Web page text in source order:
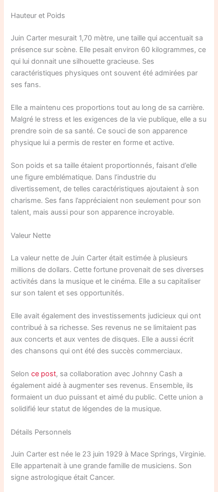
Hauteur et Poids
Juin Carter mesurait 1,70 mètre, une taille qui accentuait sa
présence sur scène. Elle pesait environ 60 kilogrammes, ce
qui lui donnait une silhouette gracieuse. Ses
caractéristiques physiques ont souvent été admirées par
ses fans.
Elle a maintenu ces proportions tout au long de sa carrière.
Malgré le stress et les exigences de la vie publique, elle a su
prendre soin de sa santé. Ce souci de son apparence
physique lui a permis de rester en forme et active.
Son poids et sa taille étaient proportionnés, faisant d’elle
une figure emblématique. Dans l’industrie du
divertissement, de telles caractéristiques ajoutaient à son
charisme. Ses fans l’appréciaient non seulement pour son
talent, mais aussi pour son apparence incroyable.
Valeur Nette
La valeur nette de Juin Carter était estimée à plusieurs
millions de dollars. Cette fortune provenait de ses diverses
activités dans la musique et le cinéma. Elle a su capitaliser
sur son talent et ses opportunités.
Elle avait également des investissements judicieux qui ont
contribué à sa richesse. Ses revenus ne se limitaient pas
aux concerts et aux ventes de disques. Elle a aussi écrit
des chansons qui ont été des succès commerciaux.
Selonce post, sa collaboration avec Johnny Cash a
également aidé à augmenter ses revenus. Ensemble, ils
formaient un duo puissant et aimé du public. Cette union a
solidifié leur statut de légendes de la musique.
Détails Personnels
Juin Carter est née le 23 juin 1929 à Mace Springs, Virginie.
Elle appartenait à une grande famille de musiciens. Son
signe astrologique était Cancer.